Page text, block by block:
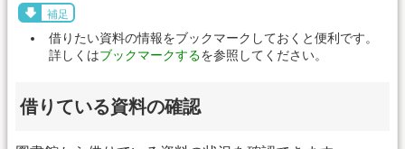
補足
借りたい資料の情報をブックマークしておくと便利です。
詳しくはブックマークするを参照してください。
借りている資料の確認